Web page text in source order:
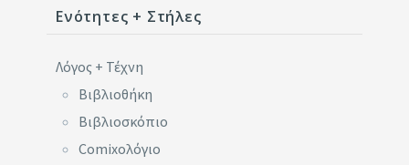
Ενότητες + Στήλες
Λόγος + Τέχνη
Βιβλιοθήκη
Βιβλιοσκόπιο
Comixoλόγιο